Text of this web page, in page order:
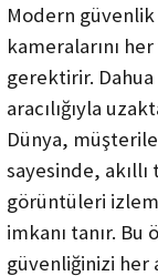
Modern güvenlik
kameralarını
gerektirir.
aracılığıyla
Dünya,
sayesinde,
görüntüleri
imkanı tanır.
güvenliğinizi her